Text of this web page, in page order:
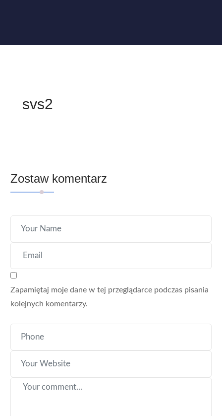
svs2
Zostaw komentarz
Zapamiętaj moje dane w tej przeglądarce podczas pisania
kolejnych komentarzy.